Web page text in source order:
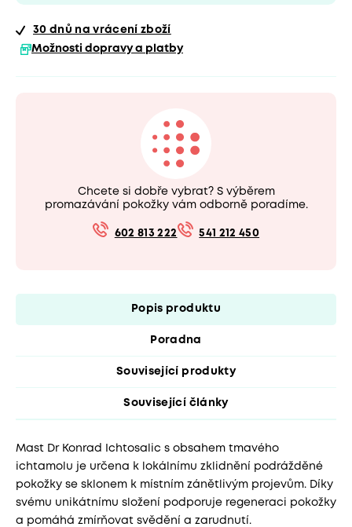
30 dnů na vrácení zboží
Možnosti dopravy a platby
Chcete si dobře vybrat? S výběrem
promazávání pokožky vám odborně poradíme.
602 813 222 541 212 450
Popis produktu
Poradna
Související produkty
Související články
Mast Dr Konrad Ichtosalic s obsahem tmavého
ichtamolu je určena k lokálnímu zklidnění podrážděné
pokožky se sklonem k místním zánětlivým projevům. Díky
svému unikátnímu složení podporuje regeneraci pokožky
a pomáhá zmírňovat svědění a zarudnutí.